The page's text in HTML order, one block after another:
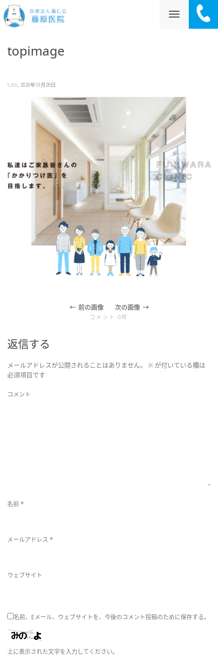
ゲ
ー
シ
ョ
topimage
t.ito, 2020年10月26日
前の画像 次の画像
コメント 0件
返信する
メールアドレスが公開されることはありません。 ※ が付いている欄は
必須項目です
コメント
名前*
メールアドレス *
ウェブサイト
名前、Eメール、ウェブサイトを、今後のコメント投稿のために保存する。
上に表示された文字を入力してください。